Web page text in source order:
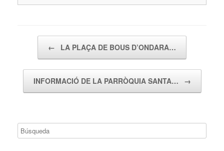
← LA PLAÇA DE BOUS D’ONDARA…
INFORMACIÓ DE LA PARRÒQUIA SANTA… →